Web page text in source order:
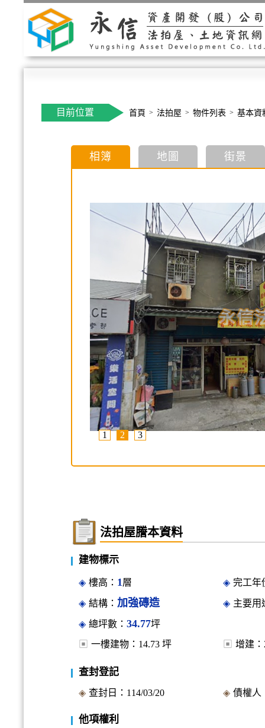
目前位置 首頁 法拍屋 物件列表 基本資
相簿 地圖 街景
1 2 3
法拍屋謄本資料
建物標示
樓高： 1層 完工年
結構： 加強磚造 主要用
總坪數： 34.77坪
一樓建物： 14.73 坪 增建：
查封登記
查封日： 114/03/20 債權人
他項權利